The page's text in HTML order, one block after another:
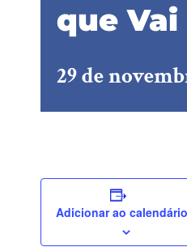
que
29 de
Adicionar ao calendário